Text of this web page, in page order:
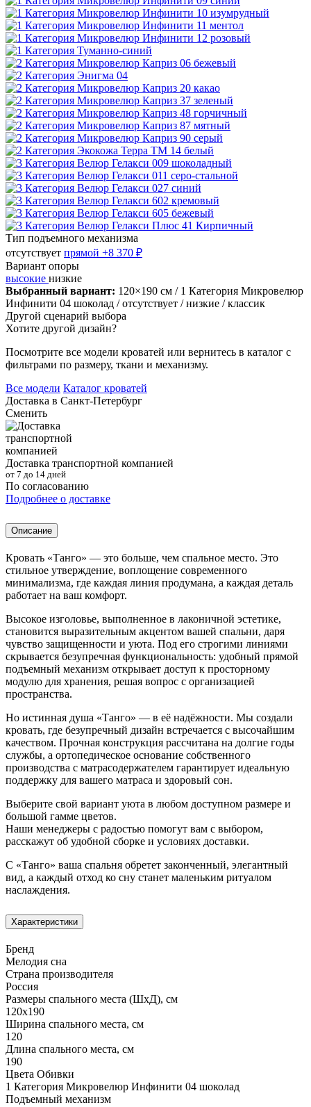
Тип подъемного механизма
отсутствует прямой +8 370 ₽
Вариант опоры
высокие низкие
Выбранный вариант: 120×190 см / 1 Категория Микровелюр
Инфинити 04 шоколад / отсутствует / низкие / классик
Другой сценарий выбора
Хотите другой дизайн?
Посмотрите все модели кроватей или вернитесь в каталог с
фильтрами по размеру, ткани и механизму.
Все модели Каталог кроватей
Доставка в Санкт-Петербург
Сменить
Доставка транспортной компанией
от 7 до 14 дней
По согласованию
Подробнее о доставке
Описание
Кровать «Танго» — это больше, чем спальное место. Это
стильное утверждение, воплощение современного
минимализма, где каждая линия продумана, а каждая деталь
работает на ваш комфорт.
Высокое изголовье, выполненное в лаконичной эстетике,
становится выразительным акцентом вашей спальни, даря
чувство защищенности и уюта. Под его строгими линиями
скрывается безупречная функциональность: удобный прямой
подъемный механизм открывает доступ к просторному
модулю для хранения, решая вопрос с организацией
пространства.
Но истинная душа «Танго» — в её надёжности. Мы создали
кровать, где безупречный дизайн встречается с высочайшим
качеством. Прочная конструкция рассчитана на долгие годы
службы, а ортопедическое основание собственного
производства с матрасодержателем гарантирует идеальную
поддержку для вашего матраса и здоровый сон.
Выберите свой вариант уюта в любом доступном размере и
большой гамме цветов.
Наши менеджеры с радостью помогут вам с выбором,
расскажут об удобной сборке и условиях доставки.
С «Танго» ваша спальня обретет законченный, элегантный
вид, а каждый отход ко сну станет маленьким ритуалом
наслаждения.
Характеристики
Бренд
Мелодия сна
Страна производителя
Россия
Размеры спального места (ШхД), см
120х190
Ширина спального места, см
120
Длина спального места, см
190
Цвета Обивки
1 Категория Микровелюр Инфинити 04 шоколад
Подъемный механизм